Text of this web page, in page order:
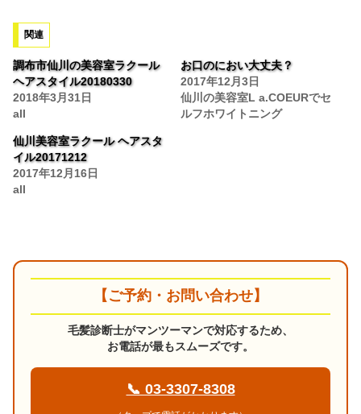
関連
調布市仙川の美容室ラクール
ヘアスタイル20180330
2018年3月31日
all
お口のにおい大丈夫？
2017年12月3日
仙川の美容室L a.COEURでセ
ルフホワイトニング
仙川美容室ラクール ヘアスタ
イル20171212
2017年12月16日
all
【ご予約・お問い合わせ】
毛髪診断士がマンツーマンで対応するため、
お電話が最もスムーズです。
📞 03-3307-8308